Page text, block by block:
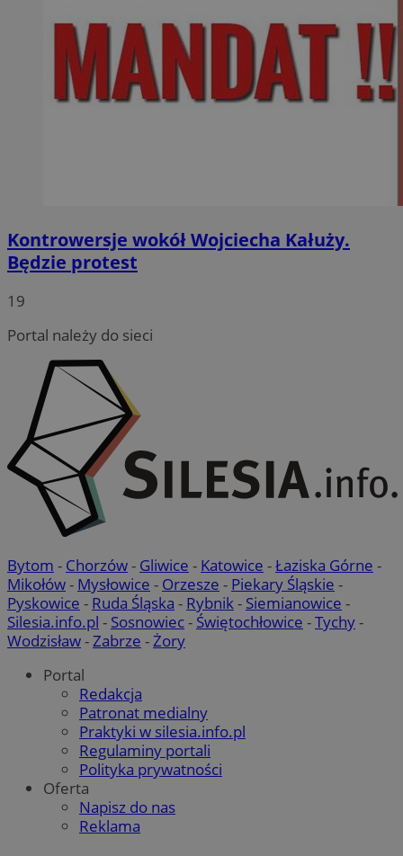
Kontrowersje wokół Wojciecha Kałuży.
Będzie protest
19
Portal należy do sieci
Bytom - Chorzów- Gliwice - Katowice -Łaziska Górne -
Mikołów- Mysłowice - Orzesze - Piekary Śląskie -
Pyskowice - Ruda Śląska - Rybnik- Siemianowice -
Silesia.info.pl - Sosnowiec- Świętochłowice -Tychy-
Wodzisław-Zabrze -Żory
Portal
Redakcja
Patronat medialny
Praktyki w silesia.info.pl
Regulaminy portali
Polityka prywatności
Oferta
Napisz do nas
Reklama